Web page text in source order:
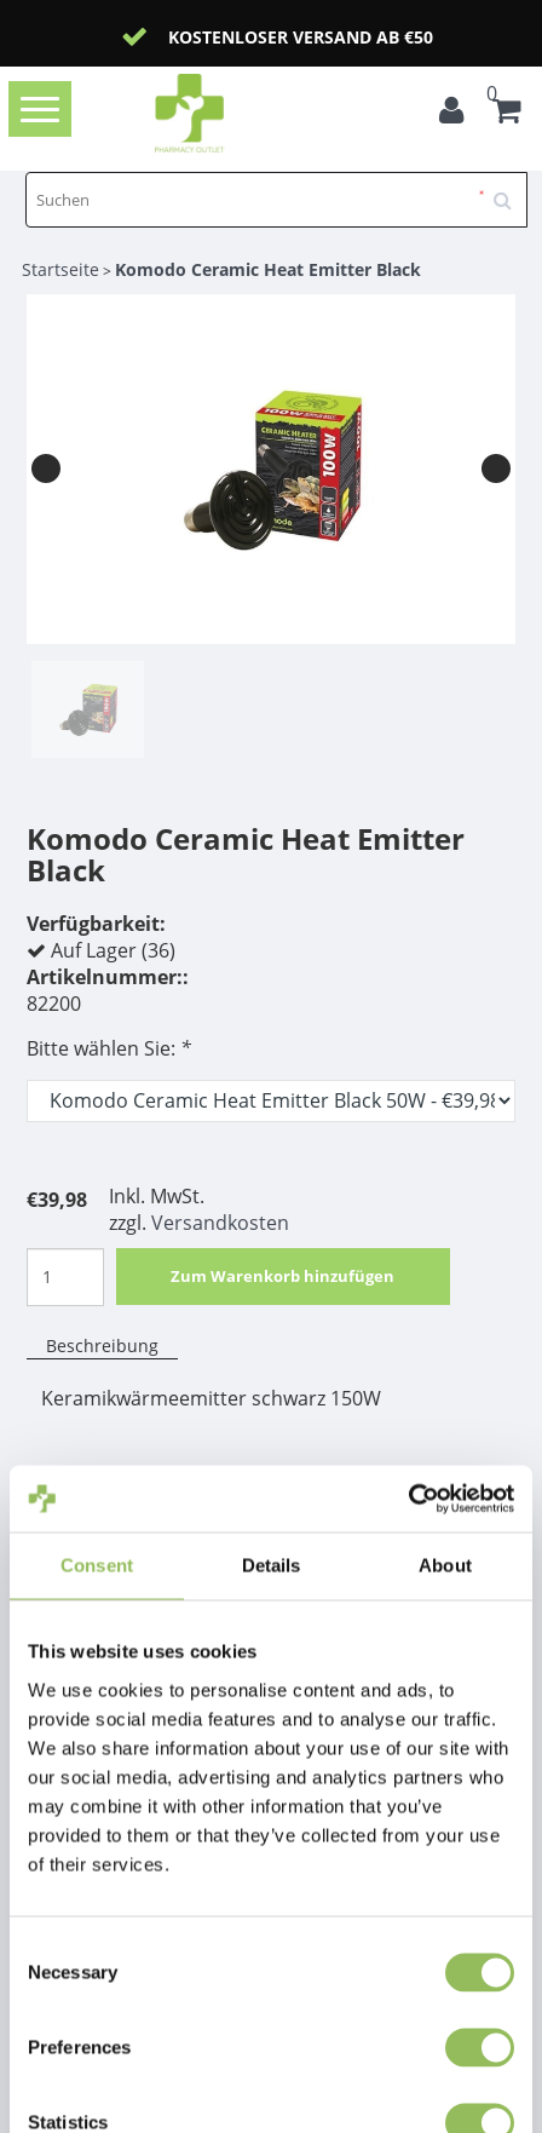
Consent Details About
This website uses cookies
We use cookies to personalise content and ads, to
provide social media features and to analyse our traffic.
We also share information about your use of our site with
our social media, advertising and analytics partners who
may combine it with other information that you’ve
provided to them or that they’ve collected from your use
of their services.
Selection
Necessary
Preferences
Statistics
KOSTENLOSER VERSAND AB €50
Toggle
navigation
0
Startseite > Komodo Ceramic Heat Emitter Black
Komodo Ceramic Heat Emitter
Black
Verfügbarkeit:
Auf Lager (36)
Artikelnummer::
82200
Bitte wählen Sie: *
€39,98
Inkl. MwSt.
zzgl. Versandkosten
Zum Warenkorb hinzufügen
Beschreibung
Keramikwärmeemitter schwarz 150W
Produktinformation
Lesen Sie mehr